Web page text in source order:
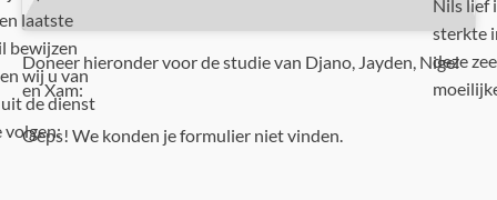
laatste
bewijzen
wij u van
de dienst
volgen:
Nils lief
sterkte
deze
Doneer hieronder voor de studie van Djano, Jayden, Nigel
en Xam:
Oeps! We konden je formulier niet vinden.